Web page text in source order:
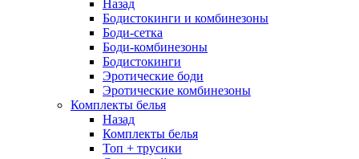
Назад
Бодистокинги и комбинезоны
Боди-сетка
Боди-комбинезоны
Бодистокинги
Эротические боди
Эротические комбинезоны
Комплекты белья
Назад
Комплекты белья
Топ + трусики